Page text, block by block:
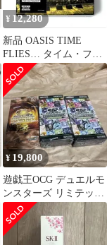
¥ 12,280
新品 OASIS TIME
FLIES… タイム・フラ
イズ 1994-2009
¥ 19,800
遊戯王OCG デュエルモ
ンスターズ リミテッド
パック